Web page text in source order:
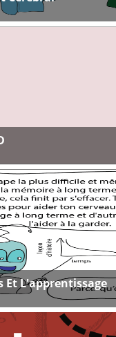
Et L'apprentissage